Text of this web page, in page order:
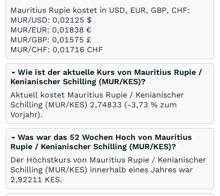
Mauritius Rupie kostet in USD, EUR, GBP, CHF:
MUR/USD: 0,02125 $
MUR/EUR: 0,01838 €
MUR/GBP: 0,01575 £
MUR/CHF: 0,01716 CHF
Wie ist der aktuelle Kurs von Mauritius Rupie /
Kenianischer Schilling (MUR/KES)?
Aktuell kostet Mauritius Rupie / Kenianischer
Schilling (MUR/KES) 2,74833 (-3,73 % zum
Vorjahr).
Was war das 52 Wochen Hoch von Mauritius
Rupie / Kenianischer Schilling (MUR/KES)?
Der Höchstkurs von Mauritius Rupie / Kenianischer
Schilling (MUR/KES) innerhalb eines Jahres war
2,92211 KES.